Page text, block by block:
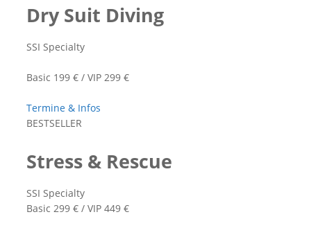
Dry Suit Diving
SSI Specialty
Basic 199 € / VIP 299 €
Termine & Infos
BESTSELLER
Stress & Rescue
SSI Specialty
Basic 299 € / VIP 449 €